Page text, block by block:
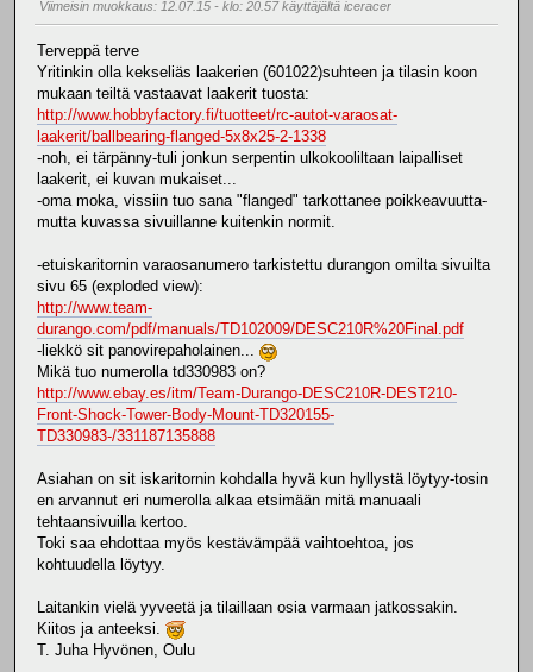
Viimeisin muokkaus: 12.07.15 - klo: 20.57 käyttäjältä iceracer
Terveppä terve
Yritinkin olla kekseliäs laakerien (601022)suhteen ja tilasin koon
mukaan teiltä vastaavat laakerit tuosta:
http://www.hobbyfactory.fi/tuotteet/rc-autot-varaosat-
laakerit/ballbearing-flanged-5x8x25-2-1338
-noh, ei tärpänny-tuli jonkun serpentin ulkokooliltaan laipalliset
laakerit, ei kuvan mukaiset...
-oma moka, vissiin tuo sana "flanged" tarkottanee poikkeavuutta-
mutta kuvassa sivuillanne kuitenkin normit.
-etuiskaritornin varaosanumero tarkistettu durangon omilta sivuilta
sivu 65 (exploded view):
http://www.team-
durango.com/pdf/manuals/TD102009/DESC210R%20Final.pdf
-liekkö sit panovirepaholainen...
Mikä tuo numerolla td330983 on?
http://www.ebay.es/itm/Team-Durango-DESC210R-DEST210-
Front-Shock-Tower-Body-Mount-TD320155-
TD330983-/331187135888
Asiahan on sit iskaritornin kohdalla hyvä kun hyllystä löytyy-tosin
en arvannut eri numerolla alkaa etsimään mitä manuaali
tehtaansivuilla kertoo.
Toki saa ehdottaa myös kestävämpää vaihtoehtoa, jos
kohtuudella löytyy.
Laitankin vielä yyveetä ja tilaillaan osia varmaan jatkossakin.
Kiitos ja anteeksi.
T. Juha Hyvönen, Oulu